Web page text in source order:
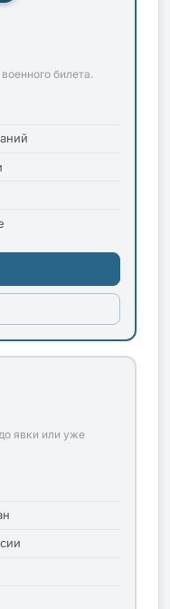
билета.
явки или уже